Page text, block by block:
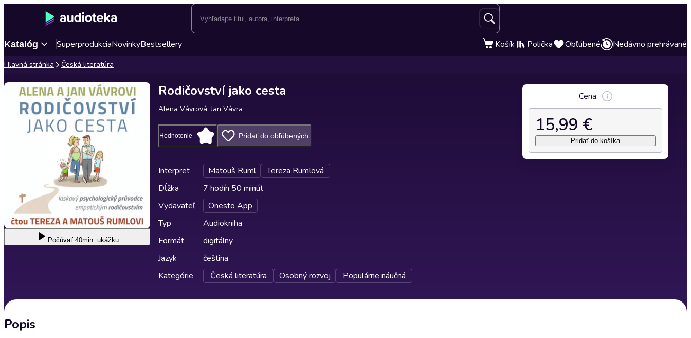
Katalóg SuperprodukciaNovinkyBestsellery Košík Polička Obľúbené Nedávno prehrávané
Hlavná stránka Česká literatúra
Počúvať 40min. ukážku
Rodičovství jako cesta
Alena Vávrová, Jan Vávra
Hodnotenie Pridať do obľúbených
Interpret Matouš Ruml
Tereza Rumlová
Dĺžka
7 hodín 50 minút
Vydavateľ
Onesto App
Typ
Audiokniha
Formát
digitálny
Jazyk
čeština
Kategórie
Česká literatúra Osobný rozvoj Populárne náučná
Popis
Cena:
15,99 €
Pridať do košíka